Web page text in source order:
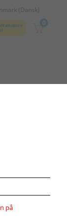
0
(Dansk)
på